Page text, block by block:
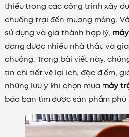
thiếu trong các công trình xây
chuồng trại đến mương máng.
sử dụng và giá thành hợp lý,
đang được nhiều nhà thầu và
chuộng. Trong bài viết này,
tin chi tiết về lợi ích, đặc điểm,
những lưu ý khi chọn mua máy
bảo bạn tìm được sản phẩm phù